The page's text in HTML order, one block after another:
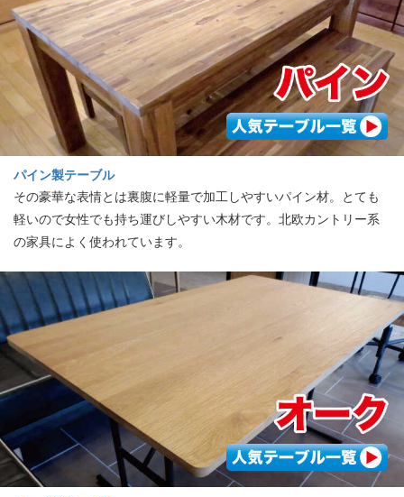
パイン製テーブル
その豪華な表情とは裏腹に軽量で加工しやすいパイン材。とても
軽いので女性でも持ち運びしやすい木材です。北欧カントリー系
の家具によく使われています。